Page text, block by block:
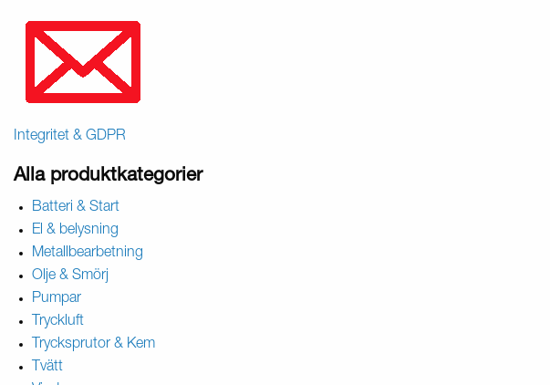
Integritet & GDPR
Alla produktkategorier
Batteri & Start
El & belysning
Metallbearbetning
Olje & Smörj
Pumpar
Tryckluft
Trycksprutor & Kem
Tvätt